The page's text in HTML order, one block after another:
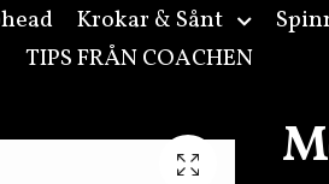
Krokar & Sånt
TIPS FRÅN COACHEN